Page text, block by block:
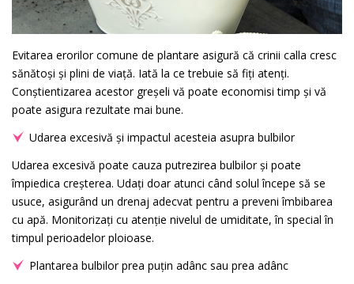
Evitarea erorilor comune de plantare asigură că crinii calla cresc
sănătoși și plini de viață. Iată la ce trebuie să fiți atenți.
Conștientizarea acestor greșeli vă poate economisi timp și vă
poate asigura rezultate mai bune.
Udarea excesivă și impactul acesteia asupra bulbilor
Udarea excesivă poate cauza putrezirea bulbilor și poate
împiedica creșterea. Udați doar atunci când solul începe să se
usuce, asigurând un drenaj adecvat pentru a preveni îmbibarea
cu apă. Monitorizați cu atenție nivelul de umiditate, în special în
timpul perioadelor ploioase.
Plantarea bulbilor prea puțin adânc sau prea adânc